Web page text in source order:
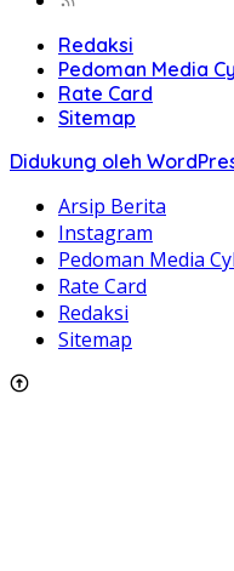
Redaksi
Pedoman Media
Rate Card
Sitemap
Didukung oleh
Arsip Berita
Instagram
Pedoman Media
Rate Card
Redaksi
Sitemap